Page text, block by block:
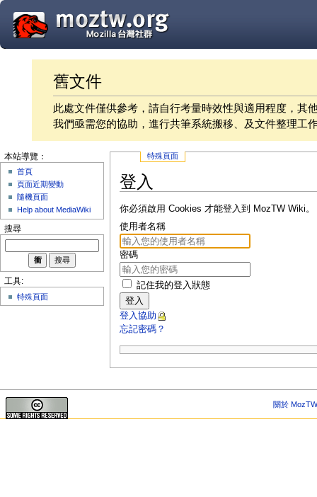
舊文件
此處文件僅供參考，請自行考量時效性與適用程度，其
我們亟需您的協助，進行共筆系統搬移、及文件整理工
特殊頁面
登入
你必須啟用 Cookies 才能登入到 MozTW Wiki。
使用者名稱
密碼
記住我的登入狀態
登入
登入協助
忘記密碼？
本站導覽：
首頁
頁面近期變動
隨機頁面
Help about MediaWiki
搜尋
工具:
特殊頁面
關於